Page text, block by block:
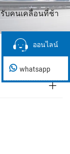
บคนเคลื่อนที่ช้า
ออนไลน์
ออนไลน์
whatsapp